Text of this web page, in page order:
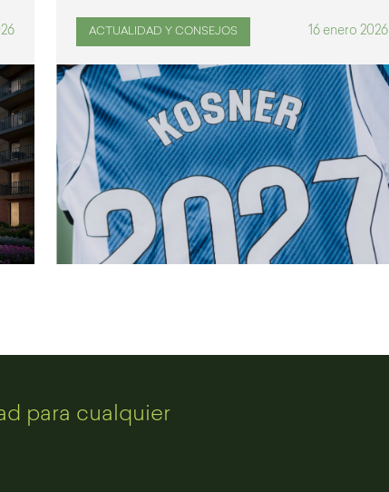
ACTUALIDAD Y CONSEJOS 16 enero 2026
para cualquier